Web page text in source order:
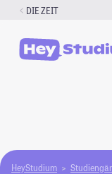
Zum
springen
DIE ZEIT
HeyStudium